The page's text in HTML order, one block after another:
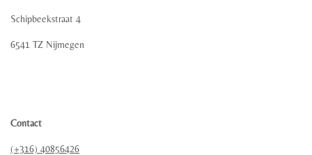
Schipbeekstraat 4
6541 TZ Nijmegen
Contact
(+316) 40856426